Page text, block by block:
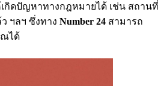
กิดปัญหาทางกฎหมายได้ เช่น สถานที่
ฯลฯ ซึ่งทาง Number 24 สามารถ
ได้